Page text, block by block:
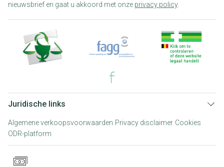
nieuwsbrief en gaat u akkoord met onze privacy policy.
Juridische links
Algemene verkoopsvoorwaarden Privacy disclaimer Cookies
ODR-platform